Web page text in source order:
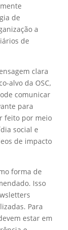
de
a
de
clara
alvo da OSC,
comunicar
para
feito por meio
social e
de impacto
forma de
Isso
Para
estar em